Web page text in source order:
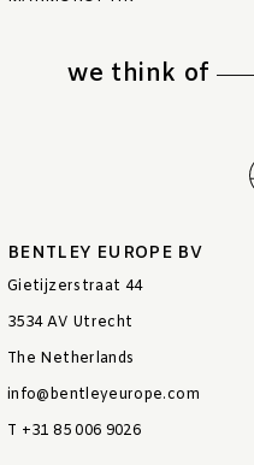
we think of
BENTLEY EUROPE BV
Gietijzerstraat 44
3534 AV Utrecht
The Netherlands
info@bentleyeurope.com
T +31 85 006 9026